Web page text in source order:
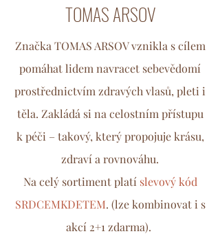
TOMAS ARSOV
Značka TOMAS ARSOV vznikla s cílem
pomáhat lidem navracet sebevědomí
prostřednictvím zdravých vlasů, pleti i
těla. Zakládá si na celostním přístupu
k péči – takový, který propojuje krásu,
zdraví a rovnováhu.
Na celý sortiment platí slevový kód
SRDCEMKDETEM. (lze kombinovat i s
akcí 2+1 zdarma).